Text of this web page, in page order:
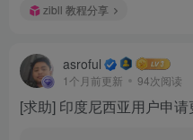
zibll 教程分享
asroful
1个月前更新 94次阅读
[求助] 印度尼西亚用户申